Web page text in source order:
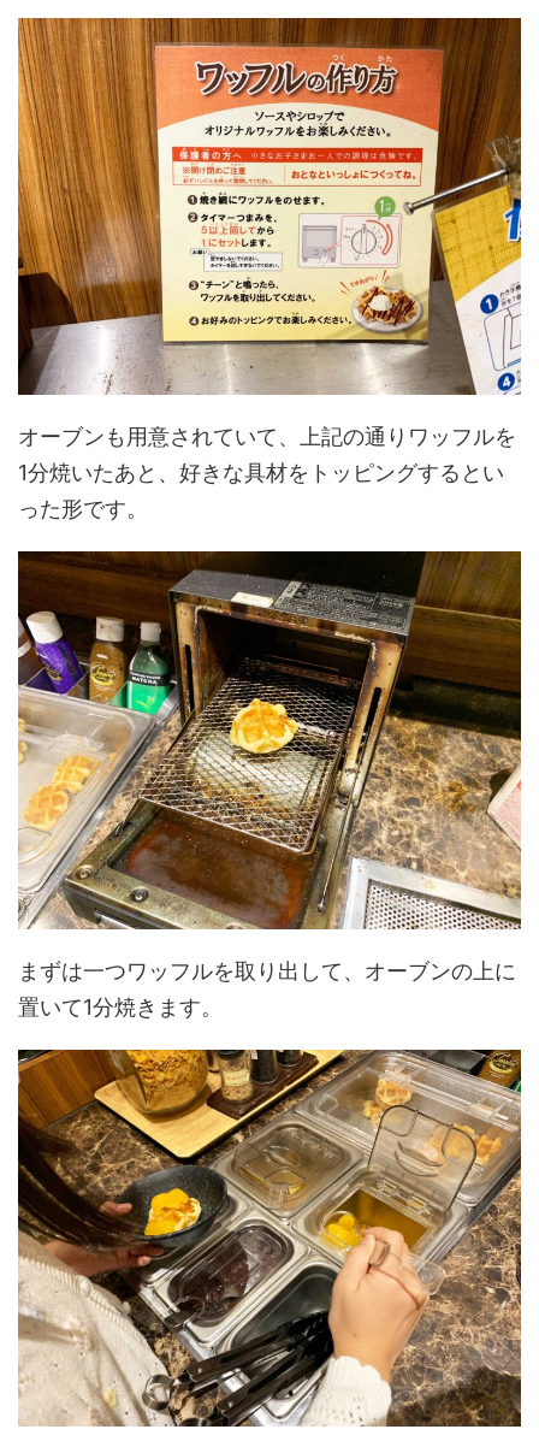
オーブンも用意されていて、上記の通りワッフルを
1分焼いたあと、好きな具材をトッピングするとい
った形です。
まずは一つワッフルを取り出して、オーブンの上に
置いて1分焼きます。